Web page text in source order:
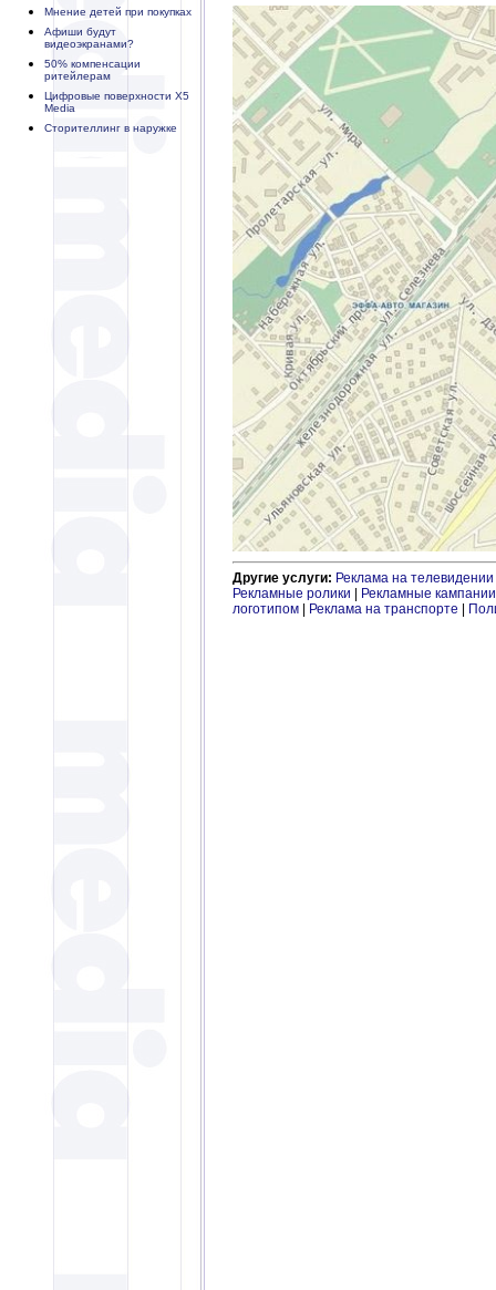
Мнение детей при покупках
Афиши будут
видеоэкранами?
50% компенсации
ритейлерам
Цифровые поверхности X5
Media
Сторителлинг в наружке
Другие услуги: Реклама на телевидении
Рекламные ролики
Рекламные кампании
логотипом
Реклама на транспорте